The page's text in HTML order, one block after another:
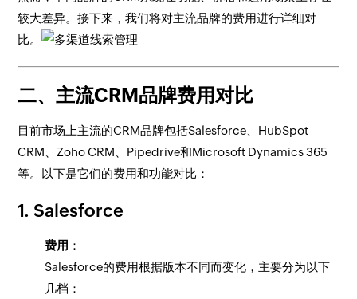
较大差异。接下来，我们将对主流品牌的费用进行详细对
比。
二、主流CRM品牌费用对比
目前市场上主流的CRM品牌包括Salesforce、HubSpot
CRM、Zoho CRM、Pipedrive和Microsoft Dynamics 365
等。以下是它们的费用和功能对比：
1. Salesforce
费用 ：
Salesforce的费用根据版本不同而变化，主要分为以下
几档：